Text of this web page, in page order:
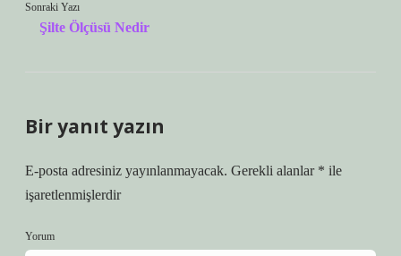
Sonraki Yazı
Şilte Ölçüsü Nedir
Bir yanıt yazın
E-posta adresiniz yayınlanmayacak. Gerekli alanlar * ile
işaretlenmişlerdir
Yorum